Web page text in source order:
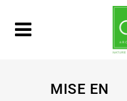
MISE EN